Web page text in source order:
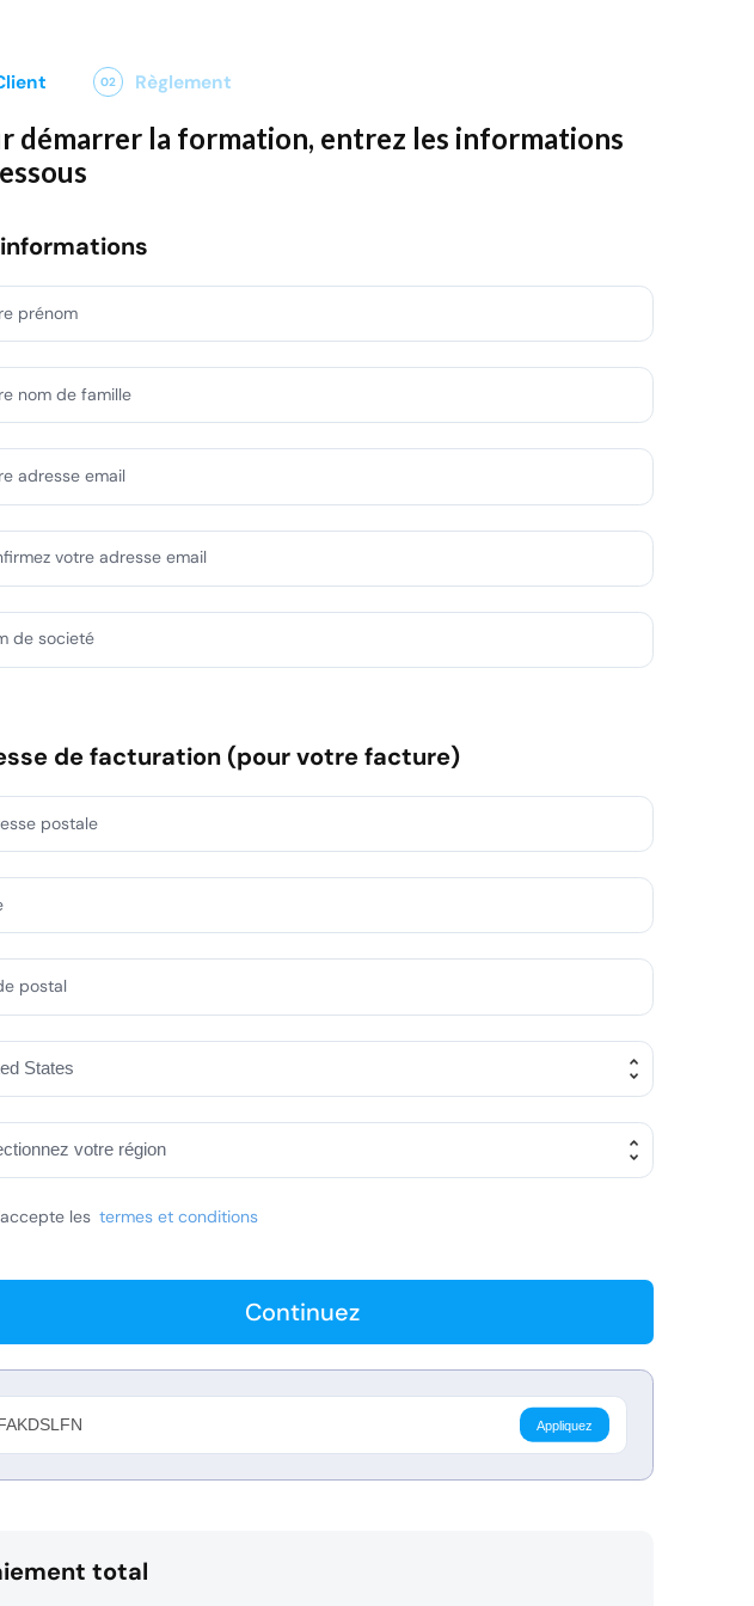
02 Règlement
démarrer la formation, entrez les informations
prénom
nom de famille
adresse email
votre adresse email
de societé
de facturation (pour votre facture)
postale
postal
les termes et conditions
Continuez
Appliquez
total